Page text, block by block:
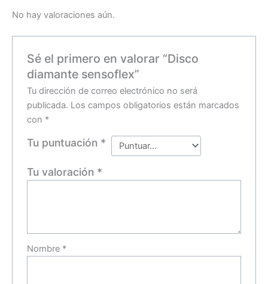
No hay valoraciones aún.
Sé el primero en valorar “Disco
diamante sensoflex”
Tu dirección de correo electrónico no será
publicada. Los campos obligatorios están marcados
con *
Tu puntuación *
Tu valoración *
Nombre *